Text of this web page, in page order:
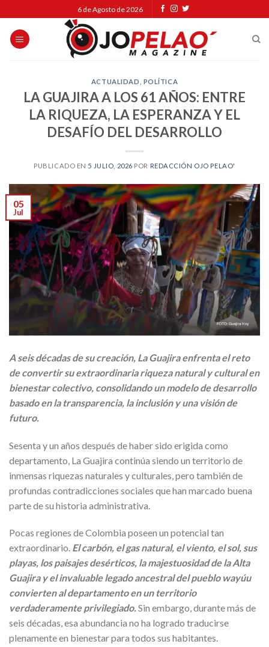
to
content
6 de Agosto de 2026
ACTUALIDAD POLÍTICA
LA GUAJIRA A LOS 61 AÑOS: ENTRE
LA RIQUEZA, LA ESPERANZA Y EL
DESAFÍO DEL DESARROLLO
PUBLICADO EN 5 JULIO, 2026 POR REDACCIÓN OJO PELAO'
05
Jul
A seis décadas de su creación, La Guajira enfrenta el reto
de convertir su extraordinaria riqueza natural y cultural en
bienestar colectivo, consolidando un modelo de desarrollo
basado en la transparencia, la inclusión y una visión de
futuro.
Sesenta y un años después de haber sido erigida como
departamento, La Guajira continúa siendo un territorio de
inmensas riquezas naturales y culturales, pero también de
profundas contradicciones sociales que han marcado buena
parte de su historia administrativa.
Pocas regiones de Colombia poseen un potencial tan
extraordinario. El carbón, el gas natural, el viento, el sol, sus
playas, los paisajes desérticos, la majestuosidad de la Alta
Guajira y el invaluable legado ancestral del pueblo wayúu
convierten al departamento en un territorio
verdaderamente privilegiado.Sin embargo, durante más de
seis décadas, esa abundancia no ha logrado traducirse
plenamente en bienestar para todos sus habitantes.